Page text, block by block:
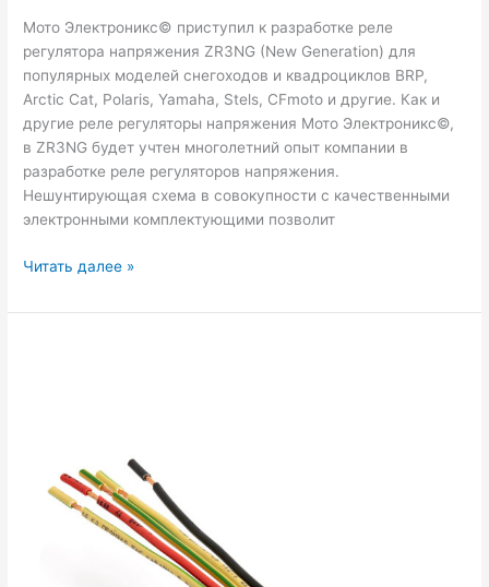
Мото Электроникс© приступил к разработке реле
регулятора напряжения ZR3NG (New Generation) для
популярных моделей снегоходов и квадроциклов BRP,
Arctic Cat, Polaris, Yamaha, Stels, CFmoto и другие. Как и
другие реле регуляторы напряжения Мото Электроникс©,
в ZR3NG будет учтен многолетний опыт компании в
разработке реле регуляторов напряжения.
Нешунтирующая схема в совокупности с качественными
электронными комплектующими позволит
ZR3NG
нешунтирующий
Читать далее »